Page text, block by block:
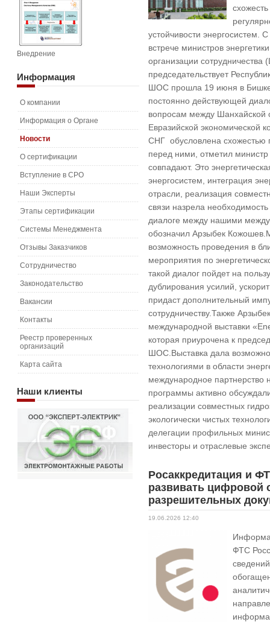
устойчивости энергосистем.
встрече министров
организации
председательствует
ШОС прошла 19 июня в
постоянно действующей
вопросам между Шанхайской
Евразийской экономической
СНГ обусловлена схожестью
перед ними, отметил
совпадают. Это
энергосистем, интеграция
отрасли, реализация
связи назрела
диалоге между нашими
обозначил Арзыбек
возможность проведения в
мероприятия по
такой диалог пойдет на
дублирования усилий,
придаст дополнительный
сотрудничеству.Также
международной выставки
которая приурочена к
ШОС.Выставка дала
технологиями в области
международное
программы активно
реализации совместных
экологически чистых
делегации профильных
инвесторы и отраслевые
Росаккредитация и
развивать цифровой
разрешительных
19.06.2026 12:40
ФТС
Внедрение
Информация
О компании
Информация о Органе
Новости
О сертификации
Вступление в СРО
Наши Эксперты
Этапы сертификации
Системы Менеджмента
Отзывы Заказчиков
Сотрудничество
Законодательство
Вакансии
Контакты
Реестр проверенных
организаций
Карта сайта
Наши клиенты